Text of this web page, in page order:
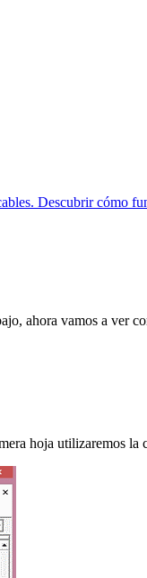
Descubrir cómo
ahora vamos a ver
hoja utilizaremos la